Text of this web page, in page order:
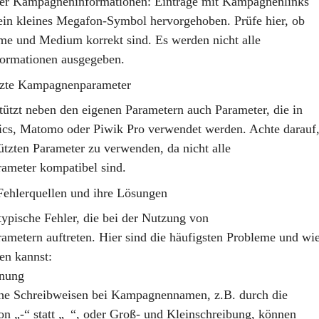
kleines Megafon-Symbol hervorgehoben. Prüfe hier, ob
und Medium korrekt sind. Es werden nicht alle
ausgegeben.
Kampagnenparameter
neben den eigenen Parametern auch Parameter, die in
Matomo oder Piwik Pro verwendet werden. Achte darauf,
Parameter zu verwenden, da nicht alle
kompatibel sind.
und ihre Lösungen
Fehler, die bei der Nutzung von
auftreten. Hier sind die häufigsten Probleme und
kannst:
Schreibweisen bei Kampagnennamen, z.B. durch die
„-“ statt „_“, oder Groß- und Kleinschreibung, können